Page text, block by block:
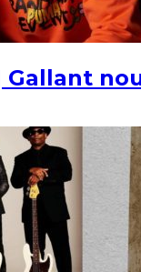
Gallant